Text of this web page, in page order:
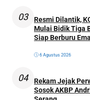
03
Resmi Dilantik,
Mulai Bidik Tiga
Siap Berburu
6 Agustus 2026
04
Rekam Jejak
Sosok AKBP